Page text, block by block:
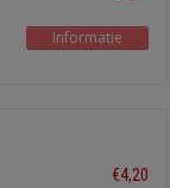
Informatie
€4,20